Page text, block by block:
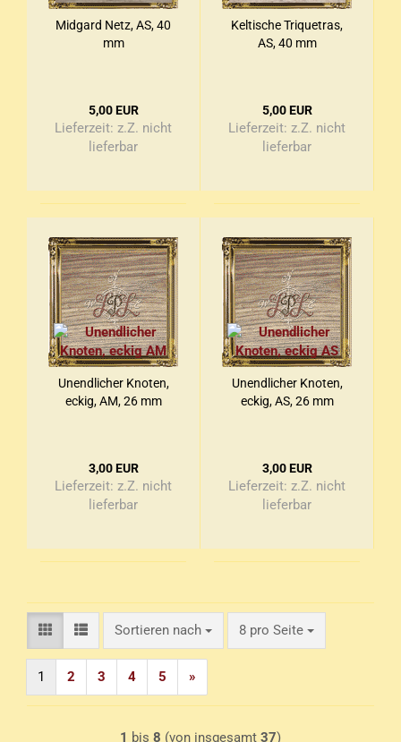
Mid­gard Netz, AS, 40
mm
5,00 EUR
Lieferzeit: z.Z. nicht
lieferbar
Kel­ti­sche Tri­que­tras,
AS, 40 mm
5,00 EUR
Lieferzeit: z.Z. nicht
lieferbar
Un­end­li­cher Kno­ten,
eckig, AM, 26 mm
3,00 EUR
Lieferzeit: z.Z. nicht
lieferbar
Un­end­li­cher Kno­ten,
eckig, AS, 26 mm
3,00 EUR
Lieferzeit: z.Z. nicht
lieferbar
Sortieren nach
Sortieren nach 8 pro Seite
pro Seite
1 2 3 4 5 »
1 bis 8 (von insgesamt 37)